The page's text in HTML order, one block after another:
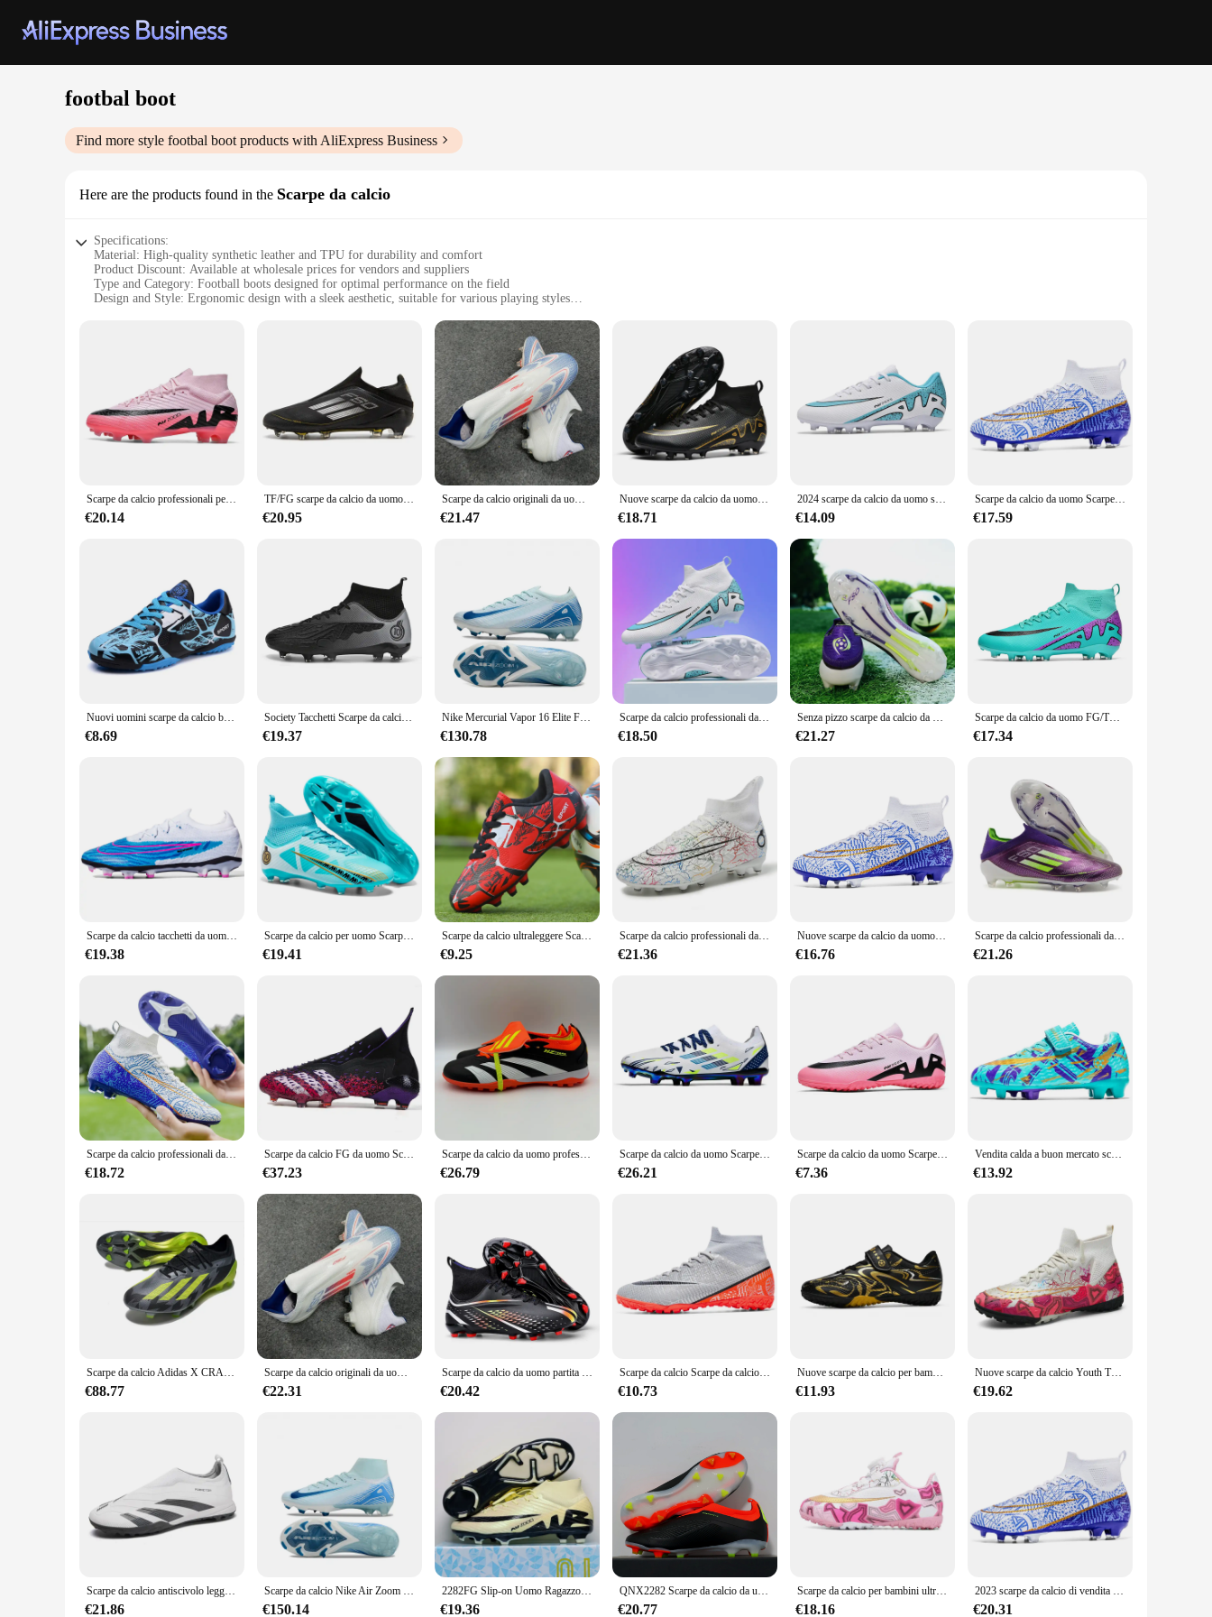
footbal boot
Find more style footbal boot products with AliExpress Business
Here are the products found in the Scarpe da calcio
Specifications:
Material: High-quality synthetic leather and TPU for durability and comfort
Product Discount: Available at wholesale prices for vendors and suppliers
Type and Category: Football boots designed for optimal performance on the field
Design and Style: Ergonomic design with a sleek aesthetic, suitable for various playing styles
Performance and Property: Enhanced traction and stability for quick movements and precise shots
**Optimized Performance for the Modern Player**
The footbal boot Scarpe da calcio is the epitome of performance and style for the modern footballer. These boots are crafted with a meticulous attention to detail, ensuring that they meet the demands
of both amateur and professional players. The high-quality synthetic leather and TPU construction provide a balance of durability and comfort, allowing players to perform at their best for extended
periods. The design is not only visually appealing but also ergonomically engineered to support the natural movement of the foot, enhancing agility and control.
Whether you're a striker looking to unleash powerful shots or a midfielder requiring quick turns and sprints, these football boots are designed to adapt to your playing style. The versatile design
ensures that they are suitable for various playing scenarios, from grassy pitches to artificial turf. The footbal boot's lightweight construction doesn't compromise on support, providing the necessary
stability for every touch and tackle. The wholesale availability makes it an ideal choice for vendors and suppliers looking to stock up on high-quality footwear for their customers.
With a focus on inclusivity, these football boots come in a range of sizes to cater to players of all shapes and sizes. The footbal boot's sets are available for sale, making it an accessible option for both
individuals and teams. The footbal boot's performance and property features are designed to enhance the player's game, ensuring that every touch is precise and every shot is on target. Whether you're
looking to elevate your game or provide top-quality footwear for your team, the footbal boot Scarpe da calcio is the perfect choice.
Scarpe da calcio professionali per uomo Tacchetti da società Scarpe da ginnastica originali per allenamento in erba Scarpe da calcio ultraleggere antiscivolo per interni
€20.14
TF/FG scarpe da calcio da uomo Outdoor Professional Original Society Field Football Boot Unisex antiscivolo Cleat comoda Sneaker leggera
€20.95
Scarpe da calcio originali da uomo Tacchetti da società con borchie Stivali da campo da calcio per allenamento indoor Scarpe da calcio da uomo ultraleggere antiscivolo
€21.47
Nuove scarpe da calcio da uomo all'aperto per bambini adulti scarpe da calcio con punte lunghe allenamento calzature sportive sneakers allenamento antiscivolo unisex
€18.71
2024 scarpe da calcio da uomo scarpe da calcio basse comode e traspiranti TF/FG Sneakers da allenamento antiscivolo in erba calzature da esterno
€14.09
Scarpe da calcio da uomo Scarpe da calcio da allenamento per bambini con punta lunga TF/FG Scarpe da ginnastica per società professionali Scarpe da calcio per sport all'aria aperta
€17.59
Nuovi uomini scarpe da calcio bambini tacchetti erba adulto scarpe da calcio professionali ultraleggero antiscivolo ragazzi scarpe da allenamento Drop Shipping
€8.69
Society Tacchetti Scarpe da calcio Scarpe da calcio professionali da uomo Scarpe da campo da calcio originali per interni Scarpe da ginnastica alla caviglia Allenamento rapido
€19.37
Nike Mercurial Vapor 16 Elite FG scarpe da calcio scarpe da calcio
€130.78
Scarpe da calcio professionali da uomo nuove scarpe da calcio per ragazzi scarpe da ginnastica antiscivolo TF/FG alla caviglia abbinate a comode scarpe sportive Unisex
€18.50
Senza pizzo scarpe da calcio da uomo SLIP-ON antiscivolo tacchetti da calcio per bambini TF/FG scarpe da calcio da allenamento Chuteira Campo 35-45
€21.27
Scarpe da calcio da uomo FG/TF parastinchi da calcio calzini da gamba scarpe da calcio da allenamento antiscivolo alte scarpe da ginnastica da calcio per bambini
€17.34
Scarpe da calcio tacchetti da uomo allenamento professionale tappeto erboso TF/FG scarpe da calcio Indoor all'aperto Sneaker
€19.38
Scarpe da calcio per uomo Scarpe da calcio Spedizione gratuita Tacchetti da calcio per bambini Scarpe da calcio originali Scarpe da futsal unisex
€19.41
Scarpe da calcio ultraleggere Scarpe da calcio in tessuto volante da futsal da uomo Scarpe da calcio ultraleggere antiscivolo per bambini sono traspiranti
€9.25
Scarpe da calcio professionali da uomo per ragazzi Scarpe da calcio TF/FG Scarpe da calcio alte alla caviglia per bambini Scarpe da ginnastica sportive da allenamento per esterni di alta qualità
€21.36
Nuove scarpe da calcio da uomo FG/TF parastinchi da calcio calzini da gamba tacchetta da allenamento antiscivolo scarpe da calcio scarpe da ginnastica da calcio per bambini
€16.76
Scarpe da calcio professionali da uomo nuove Sneaker originale Society Tacchetti Scarpe da calcio Scarpe da calcio per bambini per allenamento rapido indoor
€21.26
Scarpe da calcio professionali da uomo con unghie lunghe FG per sport all'aria aperta, scarpe da allenamento per prato, scarpe antiscivolo per unghie
€18.72
Scarpe da calcio FG da uomo Scarpe da calcio professionali originali Society Scarpe da calcio da allenamento per erba Comodo abbigliamento sportivo antiscivolo
€37.23
Scarpe da calcio da uomo professionali scarpe da ginnastica originali della società tacchetti scarpe da calcio Indoor scarpe da calcio da allenamento antiscivolo veloci
€26.79
Scarpe da calcio da uomo Scarpe da calcio originali professionali Scarpe da campo da calcio indoor Allenamento in erba Allenamento veloce Chuteira Campo
€26.21
Scarpe da calcio da uomo Scarpe da calcio basse Comode e traspiranti TF/FG Erba Scarpe da ginnastica da allenamento antiscivolo Calzature da esterno
€7.36
Vendita calda a buon mercato scarpe da calcio da donna rosa antiscivolo scarpe da calcio per erba all'aperto per bambini scarpe da ginnastica Futsal per bambini con gancio e anello basso
€13.92
Scarpe da calcio Adidas X CRAZYFAST MESSI.1 FG Scarpe da calcio
€88.77
Scarpe da calcio originali da uomo Scarpe da calcio resistenti alla società TF/FG Scarpe da calcio professionali per futsal Sneaker sportiva da campo con borchie
€22.31
Scarpe da calcio da uomo partita di allenamento sportivo scarpe da calcio all'aperto punte lunghe FG/TF ragazzi tacchetti antiscivolo Indoor Futsal comodo
€20.42
Scarpe da calcio Scarpe da calcio antiscivolo Tacchetti per sport all'aria aperta da uomo Scarpe da ginnastica alte da calcio per bambini Krampon Futbol Erkek 2024
€10.73
Nuove scarpe da calcio per bambini scarpe da calcio Futsal veloci allenamento ultraleggero scarpe con borchie da calcio professionali antiscivolo per ragazzo TF/FG
€11.93
Nuove scarpe da calcio Youth TF/AG calzature da allenamento professionali per adulti Sneaker da competizione antiscivolo leggere scarpe di grandi dimensioni
€19.62
Scarpe da calcio antiscivolo leggere professionali da uomo Scarpe da calcio morbide TF/FG Tacchetti Scarpe da ginnastica da allenamento per erba Calzature sportive da esterno
€21.86
Scarpe da calcio Nike Air Zoom Mercurial Superfly X Elite Blueprint FG
€150.14
2282FG Slip-on Uomo Ragazzo Scarpe da calcio FG/TF Scarpe da calcio Caviglia alta Bambini Tacchetti Allenamento Sport Sneakers Scarpe da calcio eur 35-46
€19.36
QNX2282 Scarpe da calcio da uomo di alta qualità Tacchetti da calcio per erba per bambini Sneakers TF / FG Scarpe da calcio da allenamento Chuteira Campo 35-46
€20.77
Scarpe da calcio per bambini ultraleggero Training Boy Girl scarpe da calcio Outdoor Indoor Training Fast Futsal Kids Football Field Boots
€18.16
2023 scarpe da calcio di vendita calde tacchetti da calcio da uomo TF/FG scarpe da allenamento resistenti all'usura per bambini Sneakers antiscivolo all'aperto Size34-46
€20.31